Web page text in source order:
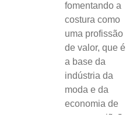
fomentando a
costura como
uma profissão
de valor, que é
a base da
indústria da
moda e da
economia de